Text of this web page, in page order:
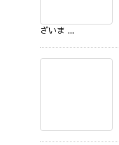
ざいま ...